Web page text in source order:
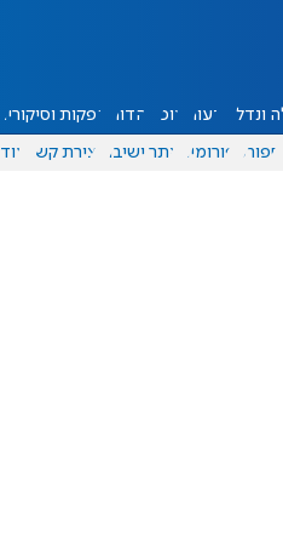
ונדל"ן דעות אוכל יהדות הפקות וסיקורים
ספורט פורומים אתר ישיבה יצירת קשר עוד